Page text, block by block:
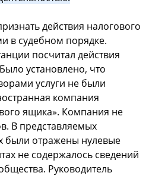
действия налогового
в судебном порядке.
посчитал действия
установлено, что
услуги не были
компания
ящика». Компания не
В представляемых
были отражены нулевые
не содержалось сведений
Руководитель